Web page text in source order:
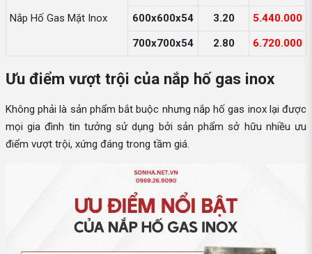
Nắp Hố Gas Mặt Inox
600x600x54
3.20
5.440.000
700x700x54
2.80 6.720.000
Ưu điểm vượt trội của nắp hố gas inox
Không phải là sản phẩm bắt buộc nhưng nắp hố gas inox lại được
mọi gia đình tin tưởng sử dụng bởi sản phẩm sở hữu nhiều ưu
điểm vượt trội, xứng đáng trong tầm giá.